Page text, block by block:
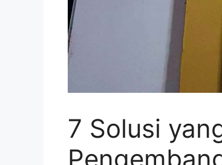
7 Solusi